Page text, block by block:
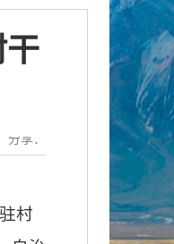
干
分享：
村